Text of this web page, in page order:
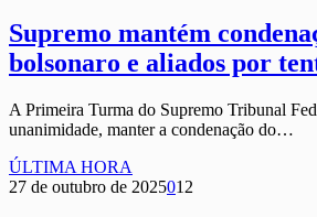
Supremo mantém
bolsonaro e aliados por
A Primeira Turma do Supremo Tribunal
unanimidade, manter a condenação do…
ÚLTIMA HORA
27 de outubro de 2025012